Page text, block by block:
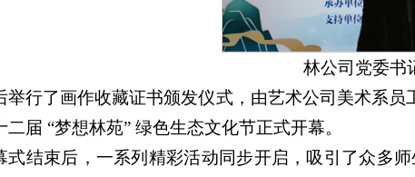
林公司党委书
举行了画作收藏证书颁发仪式，由艺术公司美术系
二届 “梦想林苑” 绿色生态文化节正式开幕。
式结束后，一系列精彩活动同步开启，吸引了众多